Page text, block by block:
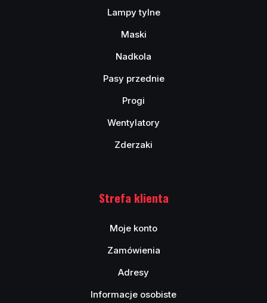
Lampy tylne
Maski
Nadkola
Pasy przednie
Progi
Wentylatory
Zderzaki
Strefa klienta
Moje konto
Zamówienia
Adresy
Informacje osobiste